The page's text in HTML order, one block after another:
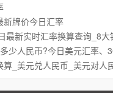
新牌价今日汇率
最新实时汇率换算查询_8
少人民币?今日美元汇率、
算_美元兑人民币_美元对人